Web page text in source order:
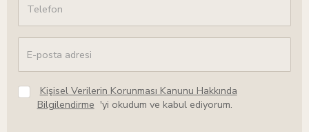
Kişisel Verilerin Korunması Kanunu Hakkında
Bilgilendirme 'yi okudum ve kabul ediyorum.